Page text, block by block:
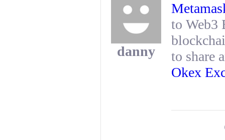
danny
to Web3
to share
Okex